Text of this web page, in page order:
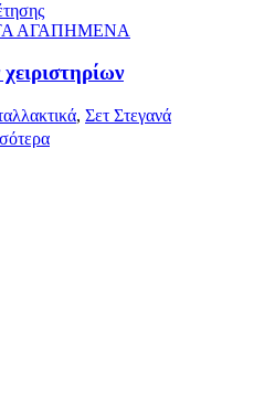
ΑΓΑΠΗΜΕΝΑ
, Σετ Στεγανά